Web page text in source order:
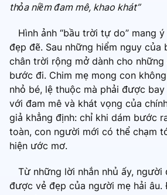
thỏa niềm đam mê, khao khát”
Hình ảnh “bầu trời tự do” mang
đẹp đẽ. Sau những hiểm nguy của
chân trời rộng mở dành cho những
bước đi. Chim mẹ mong con
nhỏ bé, lệ thuộc mà phải được
với đam mê và khát vọng của
giả khẳng định: chỉ khi dám bước
toàn, con người mới có thể chạm
hiện ước mơ.
Từ những lời nhắn nhủ ấy, người
được vẻ đẹp của người mẹ hải